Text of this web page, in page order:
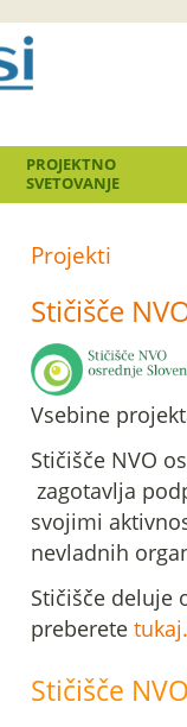
PROJEKTNO
SVETOVANJE
Projekti
Stičišče
Vsebine
Stičišče NVO
zagotavlja
svojimi
nevladnih
Stičišče deluje
preberete tukaj.
Stičišče